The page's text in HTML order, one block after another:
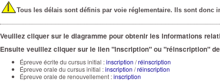
Tous les délais sont définis par voie réglementaire. Ils sont donc
I
Veuillez cliquer sur le diagramme pour obtenir les informations
Ensuite veuillez cliquer sur le lien "inscription" ou "réinscription"
Épreuve écrite du cursus initial :inscription /réinscription
Épreuve orale du cursus initial :inscription /réinscription
Épreuve orale de renouvellement :inscription